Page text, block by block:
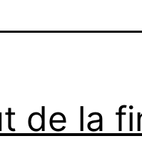
de la